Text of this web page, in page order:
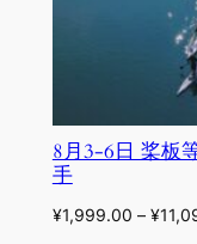
8月3-6日 桨板
手
¥1,999.00 – ¥